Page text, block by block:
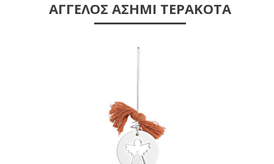
ΑΓΓΕΛΟΣ ΑΣΗΜΙ ΤΕΡΑΚΟΤΑ